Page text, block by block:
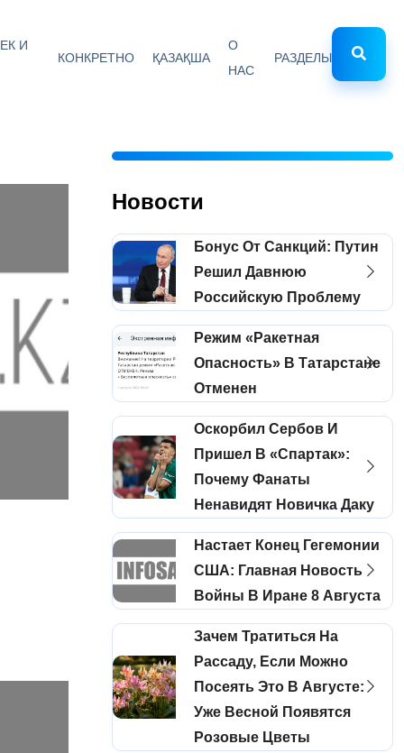
И
КОНКРЕТНО
ҚАЗАҚША
О
НАС
РАЗДЕЛЫ
Новости
Бонус От Санкций: Путин
Решил Давнюю
Российскую Проблему
Режим «Ракетная
Опасность» В Татарстане
Отменен
Оскорбил Сербов И
Пришел В «Спартак»:
Почему Фанаты
Ненавидят Новичка Даку
Настает Конец Гегемонии
США: Главная Новость
Войны В Иране 8 Августа
Зачем Тратиться На
Рассаду, Если Можно
Посеять Это В Августе:
Уже Весной Появятся
Розовые Цветы